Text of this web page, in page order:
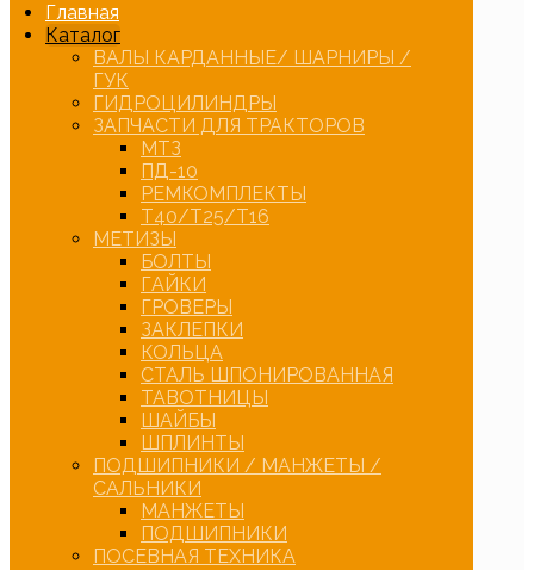
Главная
Каталог
ВАЛЫ КАРДАННЫЕ/ ШАРНИРЫ /
ГУК
ГИДРОЦИЛИНДРЫ
ЗАПЧАСТИ ДЛЯ ТРАКТОРОВ
МТЗ
ПД-10
РЕМКОМПЛЕКТЫ
Т40/Т25/Т16
МЕТИЗЫ
БОЛТЫ
ГАЙКИ
ГРОВЕРЫ
ЗАКЛЕПКИ
КОЛЬЦА
СТАЛЬ ШПОНИРОВАННАЯ
ТАВОТНИЦЫ
ШАЙБЫ
ШПЛИНТЫ
ПОДШИПНИКИ / МАНЖЕТЫ /
САЛЬНИКИ
МАНЖЕТЫ
ПОДШИПНИКИ
ПОСЕВНАЯ ТЕХНИКА